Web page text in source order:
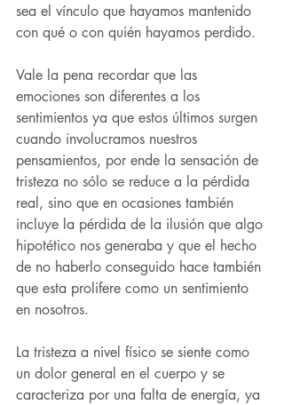
sea el vínculo que hayamos mantenido
con qué o con quién hayamos perdido.
Vale la pena recordar que las
emociones son diferentes a los
sentimientos ya que estos últimos surgen
cuando involucramos nuestros
pensamientos, por ende la sensación de
tristeza no sólo se reduce a la pérdida
real, sino que en ocasiones también
incluye la pérdida de la ilusión que algo
hipotético nos generaba y que el hecho
de no haberlo conseguido hace también
que esta prolifere como un sentimiento
en nosotros.
La tristeza a nivel físico se siente como
un dolor general en el cuerpo y se
caracteriza por una falta de energía, ya